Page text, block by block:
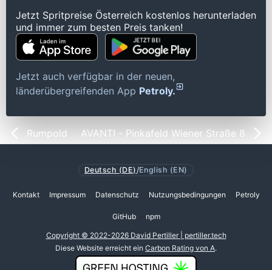
Jetzt Spritpreise Österreich kostenlos herunterladen
und immer zum besten Preis tanken!
Jetzt auch verfügbar in der neuen,
länderübergreifenden App Petroly.
Rumpold AVANTI - Pinkafeld Wiener Straße 8
Deutsch (DE)/English (EN)
Kontakt Impressum Datenschutz Nutzungsbedingungen Petroly
GitHub npm
Copyright © 2022-2026 David Pertiller | pertiller.tech
Diese Website erreicht ein Carbon Rating von A.